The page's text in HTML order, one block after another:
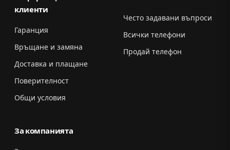
клиенти
Гаранция
Връщане и замяна
Доставка и плащане
Поверителност
Общи условия
Често задавани въпроси
Всички телефони
Продай телефон
За компанията